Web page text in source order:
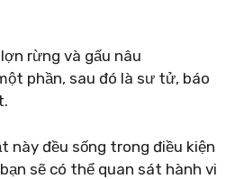
rừng và gấu nâu
phần, sau đó là sư tử, báo
này đều sống trong điều kiện
sẽ có thể quan sát hành vi